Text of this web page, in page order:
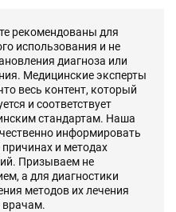
рекомендованы для
использования и не
диагноза или
Медицинские эксперты
весь контент, который
и соответствует
стандартам. Наша
информировать
и методах
Призываем не
а для диагностики
методов их лечения
врачам.